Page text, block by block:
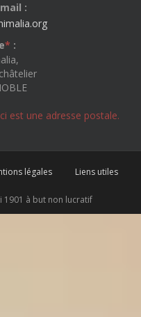
:
* :
est une adresse postale.
légales Liens utiles
1901 à but non lucratif